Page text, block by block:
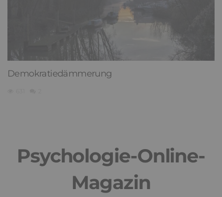
Demokratiedämmerung
Psychologie-Online-
Magazin